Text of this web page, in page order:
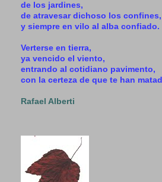
de los jardines,
de atravesar dichoso los confines,
y siempre en vilo al alba confiado.
Verterse en tierra,
ya vencido el viento,
entrando al cotidiano pavimento,
con la certeza de que te han
Rafael Alberti